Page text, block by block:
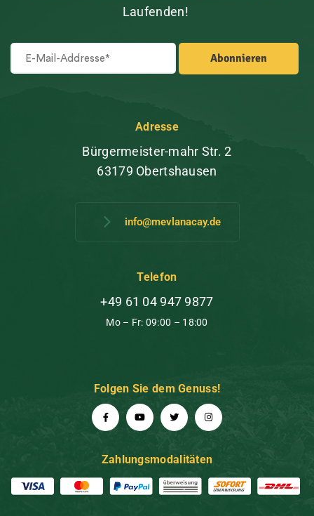
Laufenden!
Adresse
Bürgermeister-mahr Str. 2
63179 Obertshausen
info@mevlanacay.de
Telefon
+49 61 04 947 9877
Mo – Fr: 09:00 – 18:00
Folgen Sie dem Genuss!
Zahlungsmodalitäten